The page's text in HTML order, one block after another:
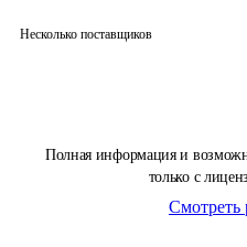
Полная информация и
только с
Смотреть
Несколько поставщиков